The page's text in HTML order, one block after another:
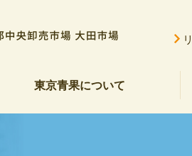
東京青果について
挨拶
概要
貢献
公告
ご案内
セス
会的勢力に対する基本方針